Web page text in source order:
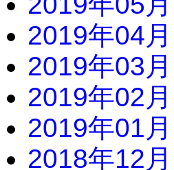
2019年04月
2019年03月
2019年02月
2019年01月
2018年12月